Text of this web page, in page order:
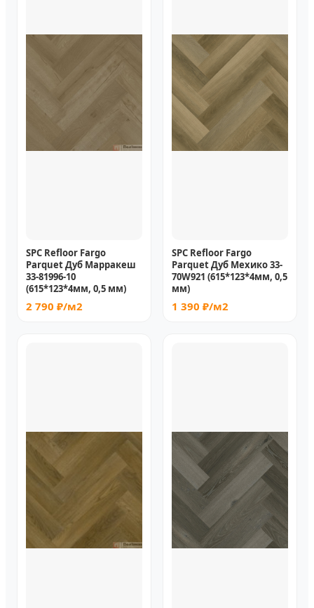
SPC Refloor Fargo
Parquet Дуб Марракеш
33-81996-10
(615*123*4мм, 0,5 мм)
2 790 ₽/м2
SPC Refloor Fargo
Parquet Дуб Мехико 33-
70W921 (615*123*4мм, 0,5
мм)
1 390 ₽/м2